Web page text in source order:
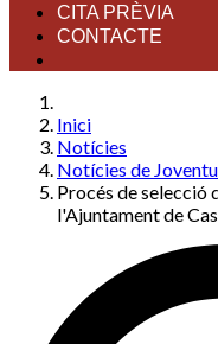
CITA PRÈVIA
CONTACTE
Inici
Notícies
Notícies de
Procés de selecció
l'Ajuntament de